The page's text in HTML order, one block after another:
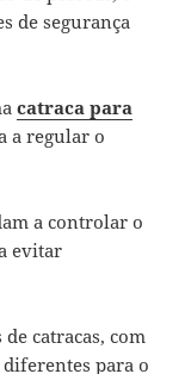
de segurança
catraca para
a regular o
a controlar o
evitar
catracas, com
diferentes para o